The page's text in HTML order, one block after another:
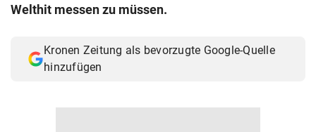
Welthit messen zu müssen.
Kronen Zeitung als bevorzugte Google-Quelle
hinzufügen